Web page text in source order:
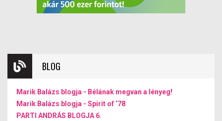
BLOG
Marik Balázs blogja - Bélának megvan a lényeg!
Marik Balázs blogja - Spirit of ‘78
PARTI ANDRÁS BLOGJA 6.